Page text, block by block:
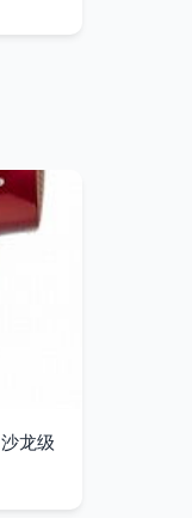
龙级